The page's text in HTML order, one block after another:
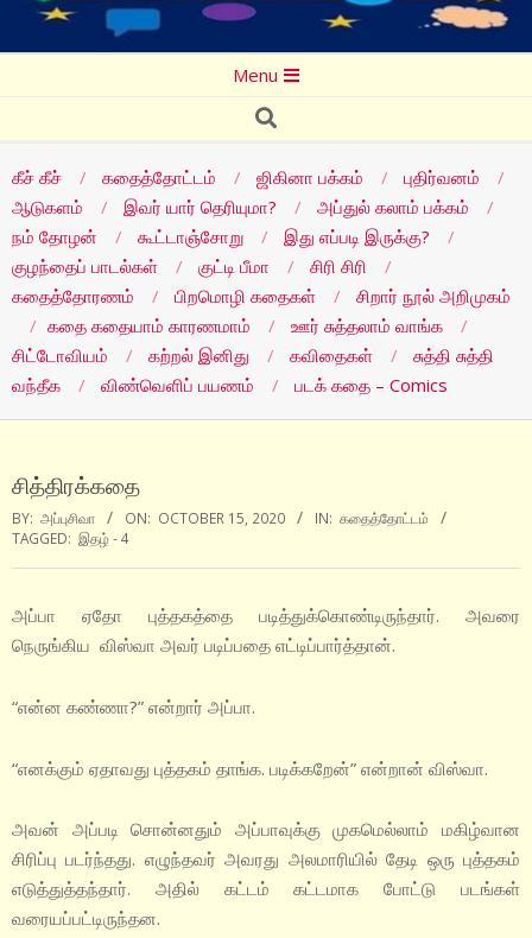
Menu
Search
கீச் கீச் கதைத்தோட்டம் ஜிகினா பக்கம்
புதிர்வனம்
ஆடுகளம்
இவர் யார் தெரியுமா?
அப்துல் கலாம் பக்கம்
நம் தோழன்
கூட்டாஞ்சோறு
இது எப்படி இருக்கு?
குழந்தைப் பாடல்கள்
குட்டி பீமா
சிரி சிரி
கதைத்தோரணம்
பிறமொழி கதைகள்
சிறார் நூல் அறிமுகம்
கதை கதையாம் காரணமாம்
ஊர் சுத்தலாம் வாங்க
சிட்டோவியம்
கற்றல் இனிது கவிதைகள்
சுத்தி சுத்தி
வந்தீக
விண்வெளிப் பயணம் படக் கதை – Comics
சித்திரக்கதை
BY: அப்புசிவா ON: OCTOBER 15, 2020 IN: கதைத்தோட்டம்
TAGGED: இதழ் - 4
அப்பா ஏதோ புத்தகத்தை படித்துக்கொண்டிருந்தார். அவரை
நெருங்கிய விஸ்வா அவர் படிப்பதை எட்டிப்பார்த்தான்.
“என்ன கண்ணா?” என்றார் அப்பா.
“எனக்கும் ஏதாவது புத்தகம் தாங்க. படிக்கறேன்” என்றான் விஸ்வா.
அவன் அப்படி சொன்னதும் அப்பாவுக்கு முகமெல்லாம் மகிழ்வான
சிரிப்பு படர்ந்தது. எழுந்தவர் அவரது அலமாரியில் தேடி ஒரு புத்தகம்
எடுத்துத்தந்தார். அதில் கட்டம் கட்டமாக போட்டு படங்கள்
வரையப்பட்டிருந்தன.